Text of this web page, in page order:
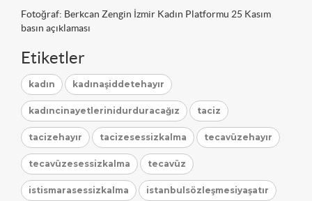
Fotoğraf: Berkcan Zengin İzmir Kadın Platformu 25 Kasım
basın açıklaması
Etiketler
kadın kadınaşiddetehayır
kadıncinayetlerinidurduracağız taciz
tacizehayır tacizesessizkalma tecavüzehayır
tecavüzesessizkalma tecavüz
istismarasessizkalma istanbulsözleşmesiyaşatır